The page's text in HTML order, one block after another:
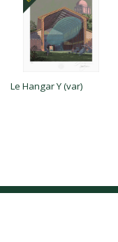
Le Hangar Y (var)